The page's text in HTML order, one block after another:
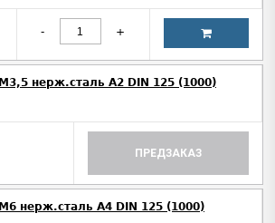
- +
нерж.сталь А2 DIN 125 (1000)
ПРЕДЗАКАЗ
нерж.сталь А4 DIN 125 (1000)